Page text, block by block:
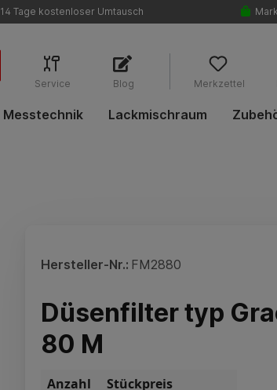
14 Tage kostenloser Umtausch
Service Blog Merkzettel
Messtechnik Lackmischraum
Hersteller-Nr.: FM2880
Düsenfilter typ
80 M
Anzahl Stückpreis